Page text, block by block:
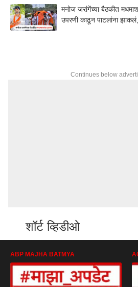
मनोज जरांगेंच्या बैठकीत
उपरणी काढून पाटलांना
Continues below
शॉर्ट व्हिडीओ
ABP MAJHA BATMYA